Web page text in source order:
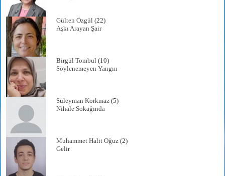
Gülten Özgül (22)
Aşkı Arayan Şair
Birgül Tombul (10)
Söylenemeyen Yangın
Süleyman Korkmaz (5)
Nihale Sokağında
Muhammet Halit Oğuz (2)
Gelir